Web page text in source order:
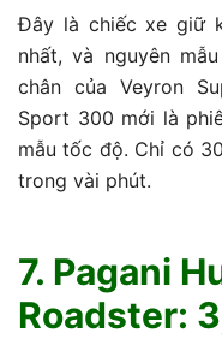
Đây là chiếc xe giữ
nhất, và nguyên
chân của Veyron
Sport 300 mới là
mẫu tốc độ. Chỉ có
trong vài phút.
7. Pagani
Roadster: